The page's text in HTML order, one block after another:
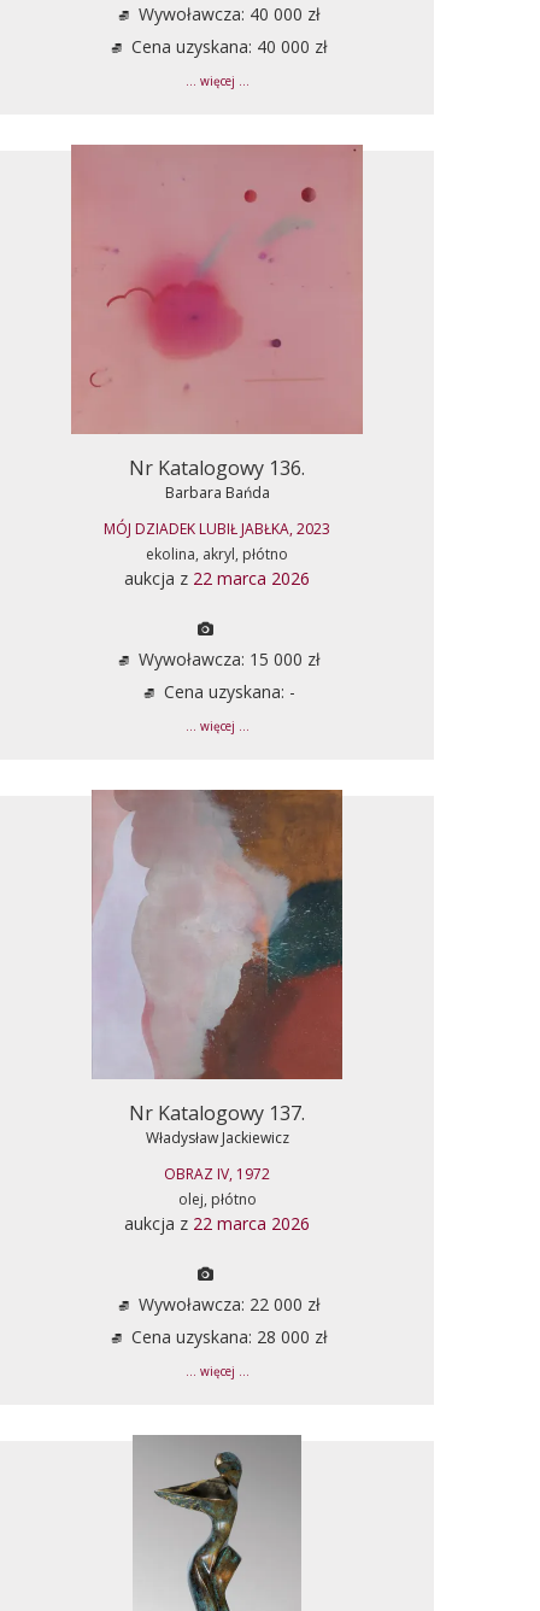
Wywoławcza: 40 000 zł
Cena uzyskana: 40 000 zł
... więcej ...
Nr Katalogowy 136.
Barbara Bańda
MÓJ DZIADEK LUBIŁ JABŁKA, 2023
ekolina, akryl, płótno
aukcja z 22 marca 2026
Wywoławcza: 15 000 zł
Cena uzyskana: -
... więcej ...
Nr Katalogowy 137.
Władysław Jackiewicz
OBRAZ IV, 1972
olej, płótno
aukcja z 22 marca 2026
Wywoławcza: 22 000 zł
Cena uzyskana: 28 000 zł
... więcej ...